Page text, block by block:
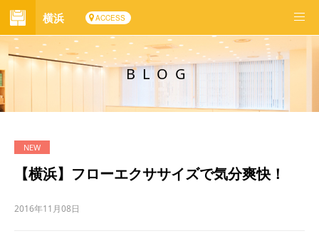
横浜 ACCESS
BLOG
【横浜】フローエクササイズで気分爽快！
2016年11月08日